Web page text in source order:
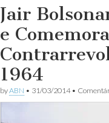
Jair
e
1964
byABN • 31/03/2014•